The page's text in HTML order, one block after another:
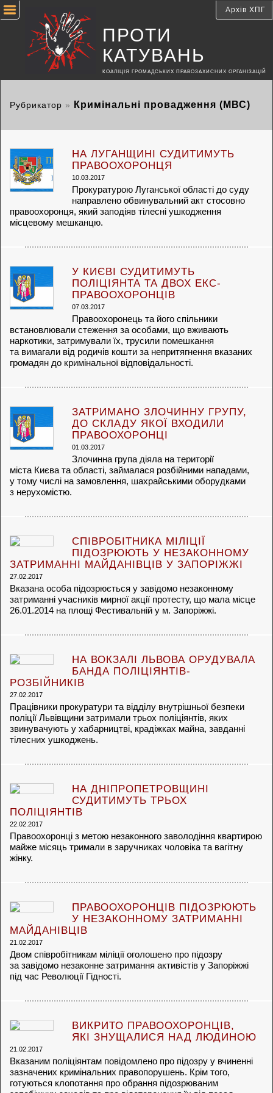
Архів ХПГ
ПРОТИ
КАТУВАНЬ
КОАЛІЦІЯ ГРОМАДСЬКИХ ПРАВОЗАХИСНИХ ОРГАНІЗАЦІЙ
Рубрикатор » Кримінальні провадження (МВС)
НА ЛУГАНЩИНІ СУДИТИМУТЬ
ПРАВООХОРОНЦЯ
10.03.2017
Прокуратурою Луганської області до суду
направлено обвинувальний акт стосовно
правоохоронця, який заподіяв тілесні ушкодження
місцевому мешканцю.
У КИЄВІ СУДИТИМУТЬ
ПОЛІЦІЯНТА ТА ДВОХ ЕКС-
ПРАВООХОРОНЦІВ
07.03.2017
Правоохоронець та його спільники
встановлювали стеження за особами, що вживають
наркотики, затримували їх, трусили помешкання
та вимагали від родичів кошти за непритягнення вказаних
громадян до кримінальної відповідальності.
ЗАТРИМАНО ЗЛОЧИННУ ГРУПУ,
ДО СКЛАДУ ЯКОЇ ВХОДИЛИ
ПРАВООХОРОНЦІ
01.03.2017
Злочинна група діяла на території
міста Києва та області, займалася розбійними нападами,
у тому числі на замовлення, шахрайськими оборудками
з нерухомістю.
СПІВРОБІТНИКА МІЛІЦІЇ
ПІДОЗРЮЮТЬ У НЕЗАКОННОМУ
ЗАТРИМАННІ МАЙДАНІВЦІВ У ЗАПОРІЖЖІ
27.02.2017
Вказана особа підозрюється у завідомо незаконному
затриманні учасників мирної акції протесту, що мала місце
26.01.2014 на площі Фестивальній у м. Запоріжжі.
НА ВОКЗАЛІ ЛЬВОВА ОРУДУВАЛА
БАНДА ПОЛІЦІЯНТІВ-
РОЗБІЙНИКІВ
27.02.2017
Працівники прокуратури та відділу внутрішньої безпеки
поліції Львівщини затримали трьох поліціянтів, яких
звинувачують у хабарництві, крадіжках майна, завданні
тілесних ушкоджень.
НА ДНІПРОПЕТРОВЩИНІ
СУДИТИМУТЬ ТРЬОХ
ПОЛІЦІЯНТІВ
22.02.2017
Правоохоронці з метою незаконного заволодіння квартирою
майже місяць тримали в заручниках чоловіка та вагітну
жінку.
ПРАВООХОРОНЦІВ ПІДОЗРЮЮТЬ
У НЕЗАКОННОМУ ЗАТРИМАННІ
МАЙДАНІВЦІВ
21.02.2017
Двом співробітникам міліції оголошено про підозру
за завідомо незаконне затримання активістів у Запоріжжі
під час Революції Гідності.
ВИКРИТО ПРАВООХОРОНЦІВ,
ЯКІ ЗНУЩАЛИСЯ НАД ЛЮДИНОЮ
21.02.2017
Вказаним поліціянтам повідомлено про підозру у вчиненні
зазначених кримінальних правопорушень. Крім того,
готуються клопотання про обрання підозрюваним